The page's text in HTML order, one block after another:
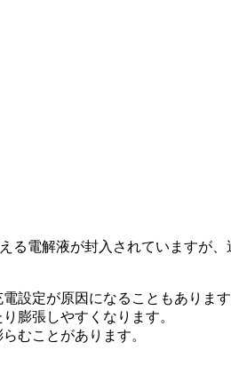
電解液が封入されていますが
設定が原因になることもあります
膨張しやすくなります。
むことがあります。